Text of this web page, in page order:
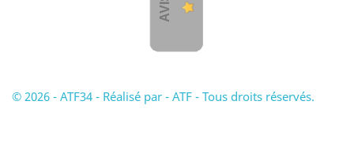
© 2026 - ATF34 - Réalisé par - ATF - Tous droits réservés.